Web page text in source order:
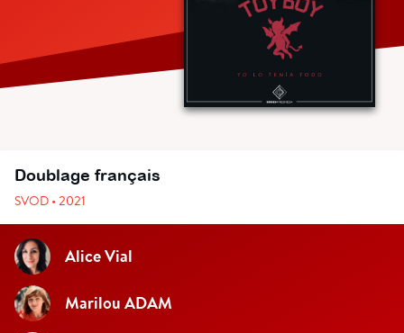
Doublage français
SVOD • 2021
Alice Vial
Marilou ADAM